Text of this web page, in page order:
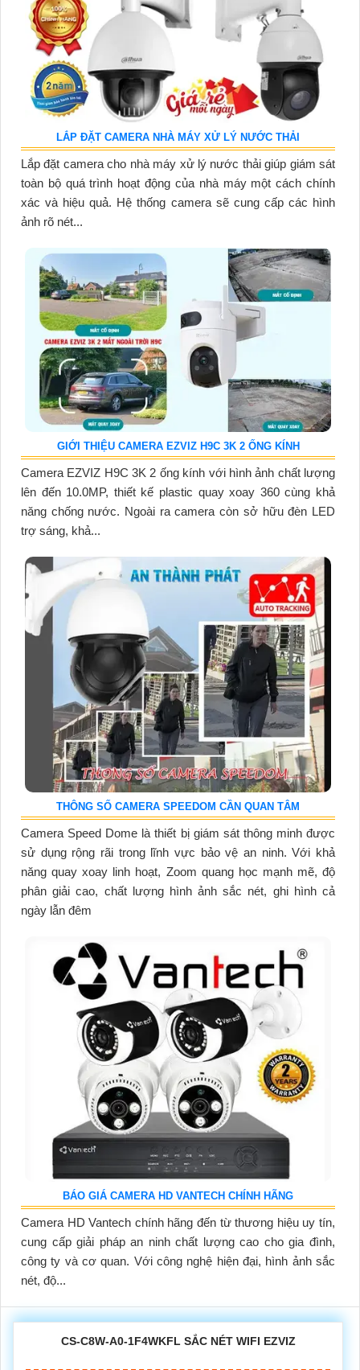
LẮP ĐẶT CAMERA NHÀ MÁY XỬ LÝ NƯỚC THẢI
Lắp đặt camera cho nhà máy xử lý nước thải giúp giám sát
toàn bộ quá trình hoạt động của nhà máy một cách chính
xác và hiệu quả. Hệ thống camera sẽ cung cấp các hình
ảnh rõ nét...
GIỚI THIỆU CAMERA EZVIZ H9C 3K 2 ỐNG KÍNH
Camera EZVIZ H9C 3K 2 ống kính với hình ảnh chất lượng
lên đến 10.0MP, thiết kế plastic quay xoay 360 cùng khả
năng chống nước. Ngoài ra camera còn sở hữu đèn LED
trợ sáng, khả...
THÔNG SỐ CAMERA SPEEDOM CẦN QUAN TÂM
Camera Speed Dome là thiết bị giám sát thông minh được
sử dụng rộng rãi trong lĩnh vực bảo vệ an ninh. Với khả
năng quay xoay linh hoạt, Zoom quang học mạnh mẽ, độ
phân giải cao, chất lượng hình ảnh sắc nét, ghi hình cả
ngày lẫn đêm
BÁO GIÁ CAMERA HD VANTECH CHÍNH HÃNG
Camera HD Vantech chính hãng đến từ thương hiệu uy tín,
cung cấp giải pháp an ninh chất lượng cao cho gia đình,
công ty và cơ quan. Với công nghệ hiện đại, hình ảnh sắc
nét, độ...
CS-C8W-A0-1F4WKFL SẮC NÉT WIFI EZVIZ